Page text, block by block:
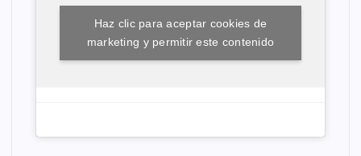
Haz clic para aceptar cookies de
marketing y permitir este contenido